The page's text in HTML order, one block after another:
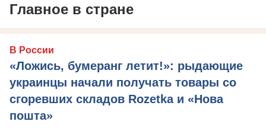
Главное в стране
В России
«Ложись, бумеранг летит!»: рыдающие
украинцы начали получать товары со
сгоревших складов Rozetka и «Нова
пошта»